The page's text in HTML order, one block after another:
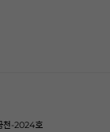
천-2024호